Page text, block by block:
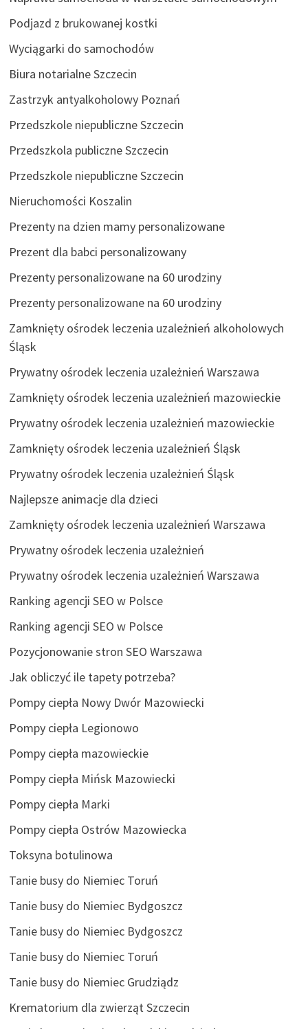
Podjazd z brukowanej kostki
Wyciągarki do samochodów
Biura notarialne Szczecin
Zastrzyk antyalkoholowy Poznań
Przedszkole niepubliczne Szczecin
Przedszkola publiczne Szczecin
Przedszkole niepubliczne Szczecin
Nieruchomości Koszalin
Prezenty na dzien mamy personalizowane
Prezent dla babci personalizowany
Prezenty personalizowane na 60 urodziny
Prezenty personalizowane na 60 urodziny
Zamknięty ośrodek leczenia uzależnień alkoholowych
Śląsk
Prywatny ośrodek leczenia uzależnień Warszawa
Zamknięty ośrodek leczenia uzależnień mazowieckie
Prywatny ośrodek leczenia uzależnień mazowieckie
Zamknięty ośrodek leczenia uzależnień Śląsk
Prywatny ośrodek leczenia uzależnień Śląsk
Najlepsze animacje dla dzieci
Zamknięty ośrodek leczenia uzależnień Warszawa
Prywatny ośrodek leczenia uzależnień
Prywatny ośrodek leczenia uzależnień Warszawa
Ranking agencji SEO w Polsce
Ranking agencji SEO w Polsce
Pozycjonowanie stron SEO Warszawa
Jak obliczyć ile tapety potrzeba?
Pompy ciepła Nowy Dwór Mazowiecki
Pompy ciepła Legionowo
Pompy ciepła mazowieckie
Pompy ciepła Mińsk Mazowiecki
Pompy ciepła Marki
Pompy ciepła Ostrów Mazowiecka
Toksyna botulinowa
Tanie busy do Niemiec Toruń
Tanie busy do Niemiec Bydgoszcz
Tanie busy do Niemiec Bydgoszcz
Tanie busy do Niemiec Toruń
Tanie busy do Niemiec Grudziądz
Krematorium dla zwierząt Szczecin